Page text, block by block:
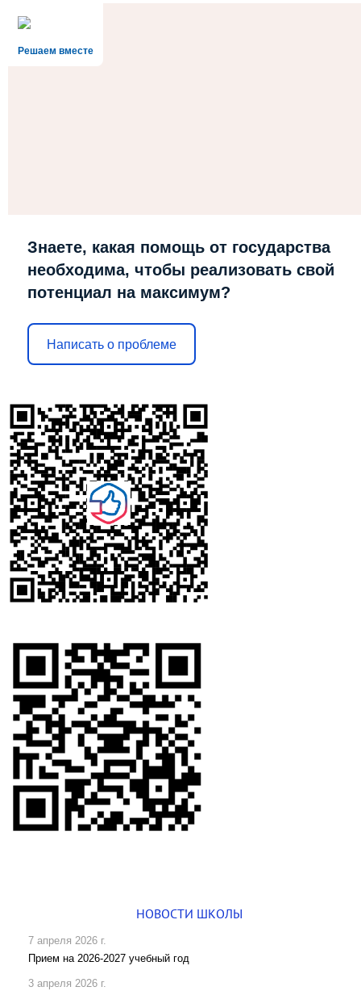
Решаем вместе
Знаете, какая помощь от государства
необходима, чтобы реализовать свой
потенциал на максимум?
Написать о проблеме
НОВОСТИ ШКОЛЫ
7 апреля 2026 г.
Прием на 2026-2027 учебный год
3 апреля 2026 г.